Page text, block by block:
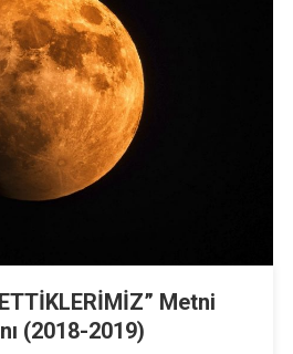
Metni
(2018-2019)